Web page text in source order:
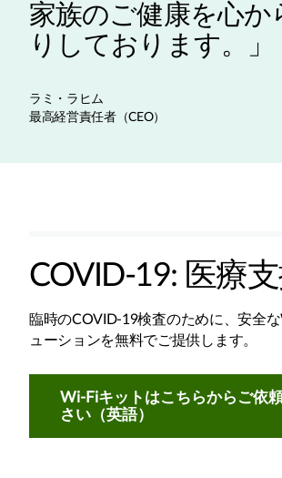
家族のご健康を心か
りしております。」
ラミ・ラヒム
最高経営責任者（CEO）
COVID-19: 医療
臨時のCOVID-19検査のために、安全
ューションを無料でご提供します。
Wi-Fiキットはこちらからご依
さい（英語）